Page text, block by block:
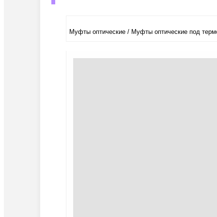
Муфты оптические / Муфты оптические под